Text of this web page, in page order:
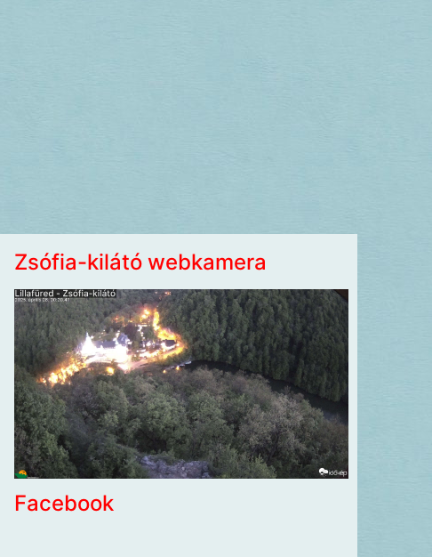
Zsófia-kilátó webkamera
Facebook